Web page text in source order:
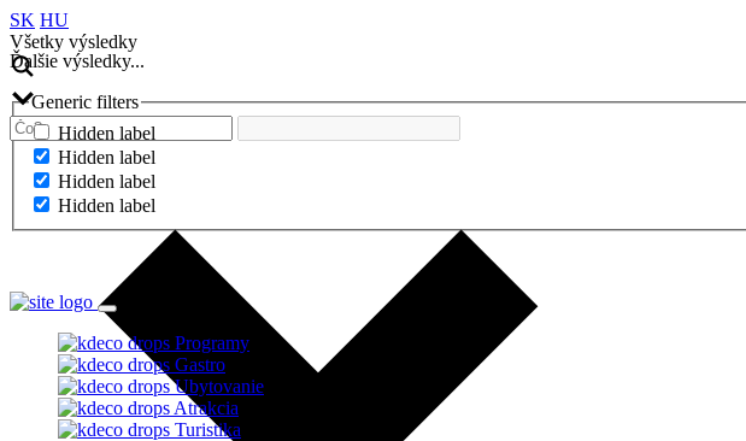
SK HU
Všetky výsledky
Ďalšie výsledky...
Generic filters
Hidden label
Hidden label
Hidden label
Hidden label
Ďalšie výsledky...
Programy
Gastro
Ubytovanie
Atrakcia
Turistika